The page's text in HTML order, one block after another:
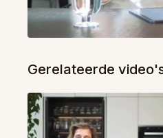
Gerelateerde